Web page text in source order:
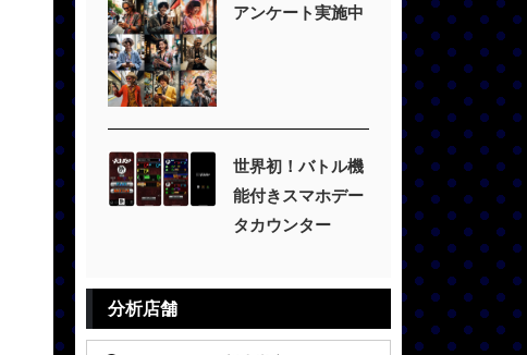
アンケート実施中
世界初！バトル機
能付きスマホデー
タカウンター
分析店舗